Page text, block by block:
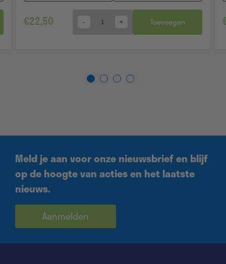
€22,50 Quantity Toevoegen
Meld je aan voor onze nieuwsbrief en blijf
op de hoogte van acties en het laatste
nieuws.
Aanmelden